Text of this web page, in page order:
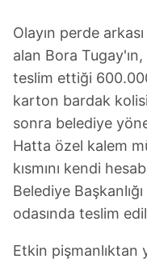
Olayın perde
alan Bora
teslim ettiği
karton bardak
sonra belediye
Hatta özel kalem
kısmını kendi
Belediye
odasında teslim
Etkin pişmanlıktan